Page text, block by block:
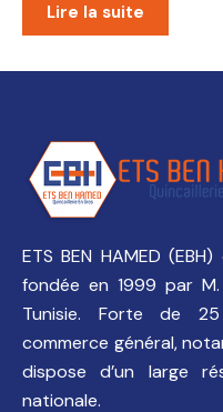
Lire la suite
ETS BEN HAMED
fondée en 1999 par
Tunisie. Forte de
commerce général,
dispose d’un large
nationale.